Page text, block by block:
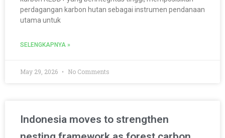
perdagangan karbon hutan sebagai instrumen pendanaan
utama untuk
SELENGKAPNYA »
May 29, 2026 No Comments
Indonesia moves to strengthen